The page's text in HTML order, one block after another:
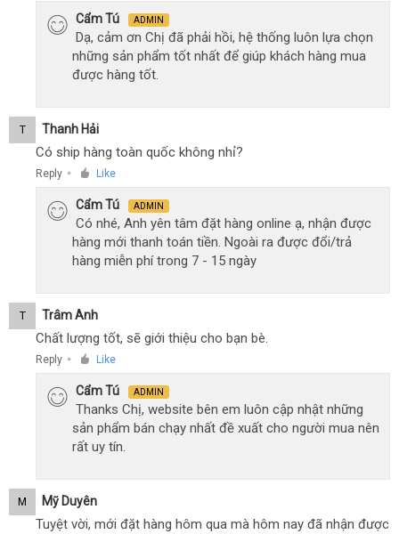
Cẩm Tú ADMIN
Dạ, cảm ơn Chị đã phải hồi, hệ thống luôn lựa chọn
những sản phẩm tốt nhất để giúp khách hàng mua
được hàng tốt.
T Thanh Hải
Có ship hàng toàn quốc không nhỉ?
Reply ● Like
Cẩm Tú ADMIN
Có nhé, Anh yên tâm đặt hàng online ạ, nhận được
hàng mới thanh toán tiền. Ngoài ra được đổi/trả
hàng miễn phí trong 7 - 15 ngày
T Trâm Anh
Chất lượng tốt, sẽ giới thiệu cho bạn bè.
Reply ● Like
Cẩm Tú ADMIN
Thanks Chị, website bên em luôn cập nhật những
sản phẩm bán chạy nhất đề xuất cho người mua nên
rất uy tín.
M Mỹ Duyên
Tuyệt vời, mới đặt hàng hôm qua mà hôm nay đã nhận được